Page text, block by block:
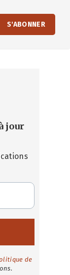
S'ABONNER
jour
de